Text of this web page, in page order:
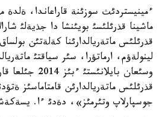
ءمينيستردئث سوزئنة قاراعاندا، ةلدة
ماشينا قذرئلئسئ بويئنشا دا جذيةلئ
قذرئلئس ماتةريالدارئنا كةلةتئن
لينولةؤم، ارماتؤرا، سئر سياقتئ
وسئعان
جوسپارلاپ وتئرمئز»، دةدئ ءا.